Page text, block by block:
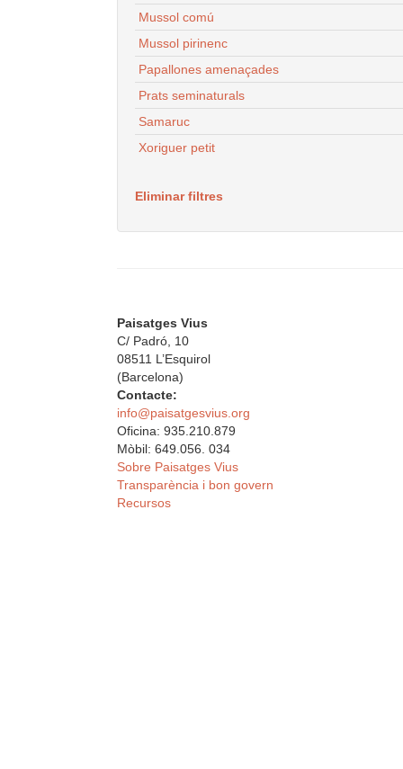
Mussol comú
Mussol pirinenc
Papallones amenaçades
Prats seminaturals
Samaruc
Xoriguer petit
Eliminar filtres
Paisatges Vius
C/ Padró, 10
08511 L’Esquirol
(Barcelona)
Contacte:
info@paisatgesvius.org
Oficina: 935.210.879
Mòbil: 649.056. 034
Sobre Paisatges Vius
Transparència i bon govern
Recursos